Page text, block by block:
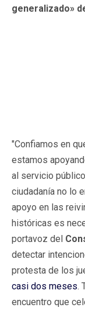
generalizado»
"Confiamos en
estamos
al servicio
ciudadanía no lo
apoyo en las
históricas es
portavoz del
detectar
protesta de los
casi dos meses.
encuentro que